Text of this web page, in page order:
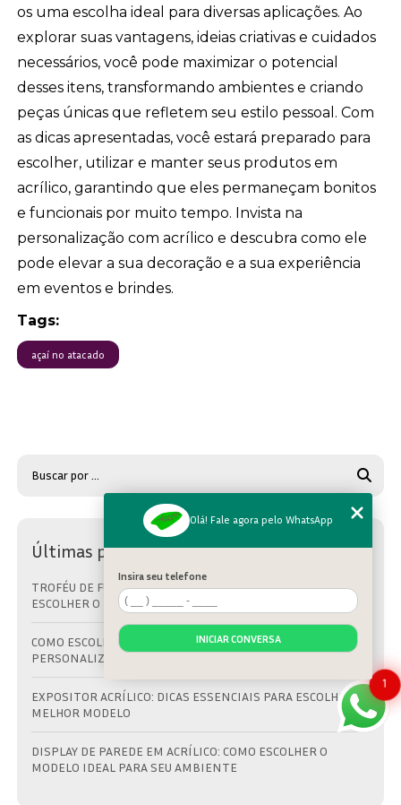
os uma escolha ideal para diversas aplicações. Ao
explorar suas vantagens, ideias criativas e cuidados
necessários, você pode maximizar o potencial
desses itens, transformando ambientes e criando
peças únicas que refletem seu estilo pessoal. Com
as dicas apresentadas, você estará preparado para
escolher, utilizar e manter seus produtos em
acrílico, garantindo que eles permaneçam bonitos
e funcionais por muito tempo. Invista na
personalização com acrílico e descubra como ele
pode elevar a sua decoração e a sua experiência
em eventos e brindes.
Tags:
açaí no atacado
Últimas postagens
TROFÉU DE FUTEBOL NO ITAIM BIBI: GUIA COMPLETO PARA
ESCOLHER O MELHOR
COMO ESCOLHER A FÁBRICA IDEAL PARA TROFÉUS
PERSONALIZADOS PERFEITOS
EXPOSITOR ACRÍLICO: DICAS ESSENCIAIS PARA ESCOLHER O
MELHOR MODELO
DISPLAY DE PAREDE EM ACRÍLICO: COMO ESCOLHER O
MODELO IDEAL PARA SEU AMBIENTE
1
Olá! Fale agora pelo WhatsApp
Insira seu telefone
INICIAR CONVERSA